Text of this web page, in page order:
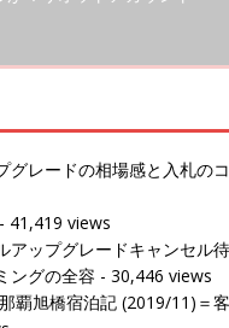
アップグレードキャンセル待
グの全容
覇旭橋宿泊記 (2019/11)＝客
航空国際線入札アップグ
- 24,156 views